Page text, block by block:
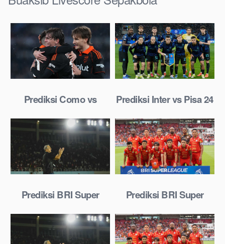
Prediksi Como vs
Prediksi Inter vs Pisa 24
Prediksi BRI Super
Borneo FC 23 Januari
2026
Prediksi BRI Super
Madura United 23
Januari 2026